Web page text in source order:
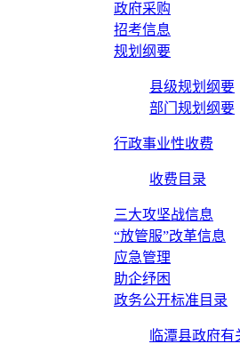
政府采购
招考信息
规划纲要
县级规划纲要
部门规划纲要
行政事业性收费
收费目录
三大攻坚战信息
“放管服”改革信息
应急管理
助企纾困
政务公开标准目录
临潭县政府